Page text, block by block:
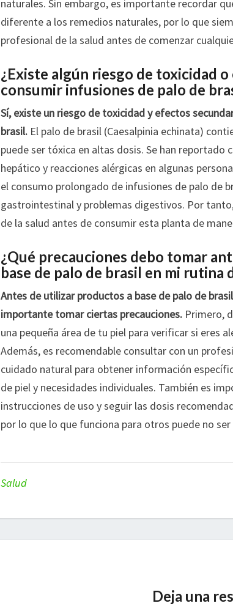
naturales. Sin embargo, es importante recordar
diferente a los remedios naturales, por lo que
profesional de la salud antes de comenzar
¿Existe algún riesgo de toxicidad
consumir infusiones de palo de
Sí, existe un riesgo de toxicidad y efectos
brasil. El palo de brasil (Caesalpinia echinata)
puede ser tóxica en altas dosis. Se han
hepático y reacciones alérgicas en algunas
el consumo prolongado de infusiones de palo de
gastrointestinal y problemas digestivos. Por
de la salud antes de consumir esta planta de
¿Qué precauciones debo tomar
base de palo de brasil en mi rutina
Antes de utilizar productos a base de palo de
importante tomar ciertas precauciones. Primero,
una pequeña área de tu piel para verificar si eres
Además, es recomendable consultar con un
cuidado natural para obtener información
de piel y necesidades individuales. También es
instrucciones de uso y seguir las dosis
por lo que lo que funciona para otros puede no
Salud
Deja una